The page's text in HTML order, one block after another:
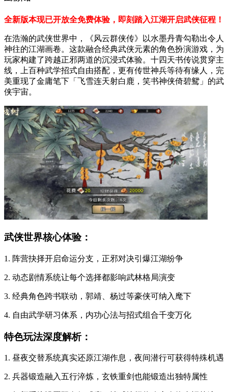
全新版本现已开放全免费体验，即刻踏入江湖开启武侠征程！
在浩瀚的武侠世界中，《风云群侠传》以水墨丹青勾勒出令人
神往的江湖画卷。这款融合经典武侠元素的角色扮演游戏，为
玩家构建了跨越正邪两道的沉浸式体验。十四天书传说贯穿主
线，上百种武学招式自由搭配，更有传世神兵等待有缘人，完
美重现了金庸笔下「飞雪连天射白鹿，笑书神侠倚碧鸳」的武
侠宇宙。
武侠世界核心体验：
1. 阵营抉择开启命运分支，正邪对决引爆江湖纷争
2. 动态剧情系统让每个选择都影响武林格局演变
3. 经典角色跨书联动，郭靖、杨过等豪侠可纳入麾下
4. 自由武学研习体系，内功心法与招式组合千变万化
特色玩法深度解析：
1. 昼夜交替系统真实还原江湖作息，夜间潜行可获得特殊机遇
2. 兵器锻造融入五行淬炼，玄铁重剑也能锻造出独特属性